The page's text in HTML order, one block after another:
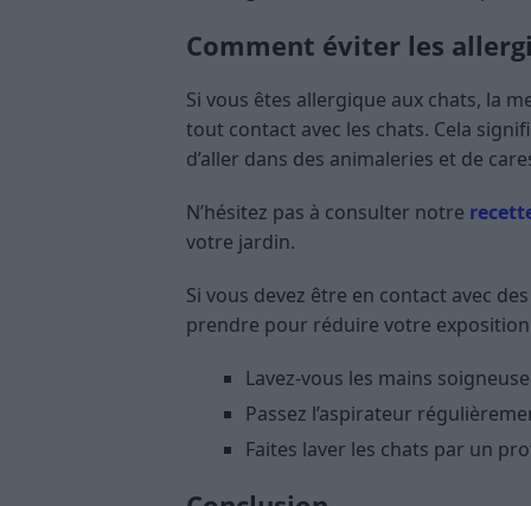
Comment éviter les
Si vous êtes allergique aux chats, la
tout contact avec les chats. Cela
d’aller dans des animaleries et de
N’hésitez pas à consulter notre
votre jardin.
Si vous devez être en contact avec
prendre pour réduire votre exposition
Lavez-vous les mains
Passez l’aspirateur
Faites laver les chats par un